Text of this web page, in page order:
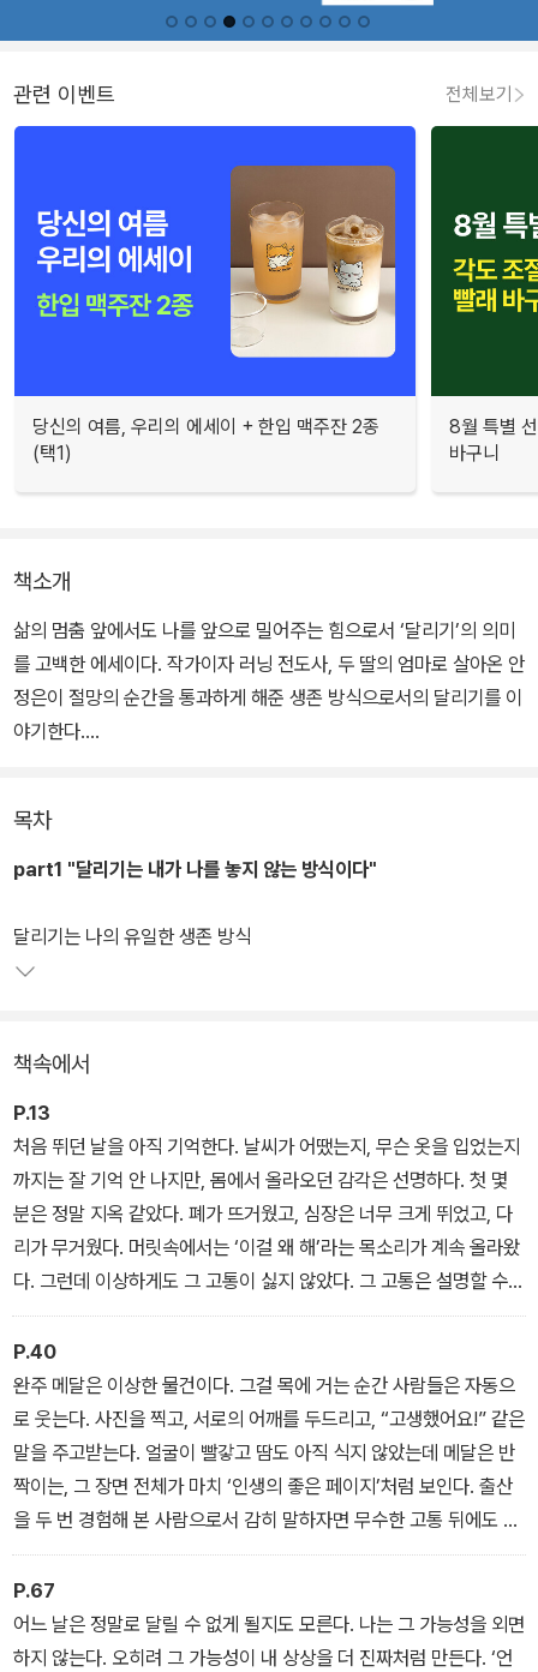
관련 이벤트 전체보기
당신의 여름, 우리의 에세이 + 한입 맥주잔 2종
(택1)
8월 특별
바구니
책소개
삶의 멈춤 앞에서도 나를 앞으로 밀어주는 힘으로서 ‘달리기’의 의미
를 고백한 에세이다. 작가이자 러닝 전도사, 두 딸의 엄마로 살아온 안
정은이 절망의 순간을 통과하게 해준 생존 방식으로서의 달리기를 이
야기한다.
을 버틸 나를 만들어가는 과정을 담았다. 불안을 줄이고 욕심의 무게
를 덜어내는 연습, 길을 잃은 순간 발견하는 삶의 감각 등 달리기를 통
달리기를 권하는 예찬이 아니라, 멈추는 순간에도 ‘내가 나를 놓지 않
하는 상실의 기로에서 다시 한 걸음 나아가게 하는 마음을 전한다.
목차
part1 "달리기는 내가 나를 놓지 않는 방식이다"
달리기는 나의 유일한 생존 방식
책속에서
P.13
처음 뛰던 날을 아직 기억한다. 날씨가 어땠는지, 무슨 옷을 입었는지
까지는 잘 기억 안 나지만, 몸에서 올라오던 감각은 선명하다. 첫 몇
분은 정말 지옥 같았다. 폐가 뜨거웠고, 심장은 너무 크게 뛰었고, 다
리가 무거웠다. 머릿속에서는 ‘이걸 왜 해’라는 목소리가 계속 올라왔
다. 그런데 이상하게도 그 고통이 싫지 않았다. 그 고통은 설명할 수
있었기 때문이다. 그때까지 내 고통에는 이름이 없었다.
P.40
완주 메달은 이상한 물건이다. 그걸 목에 거는 순간 사람들은 자동으
로 웃는다. 사진을 찍고, 서로의 어깨를 두드리고, “고생했어요!” 같은
말을 주고받는다. 얼굴이 빨갛고 땀도 아직 식지 않았는데 메달은 반
짝이는, 그 장면 전체가 마치 ‘인생의 좋은 페이지’처럼 보인다. 출산
을 두 번 경험해 본 사람으로서 감히 말하자면 무수한 고통 뒤에도 아
이가 태어나면 그 고통들은 온데간데없이 사라지는 것처럼 피니시라
인도 그러한 존재다.
P.67
어느 날은 정말로 달릴 수 없게 될지도 모른다. 나는 그 가능성을 외면
하지 않는다. 오히려 그 가능성이 내 상상을 더 진짜처럼 만든다. ‘언